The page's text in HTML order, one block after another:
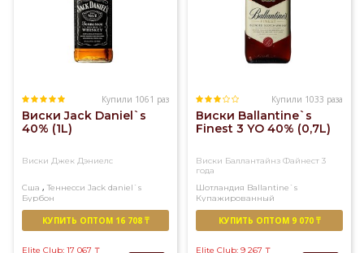
Купили 1061 раз
Виски Jack Daniel`s
40% (1L)
Виски Джек Дэниелс
Сша , Теннесси Jack daniel`s
Бурбон
КУПИТЬ ОПТОМ 16 708 ₸
Elite Club: 17 067 ₸
Купили 1033 раза
Виски Ballantine`s
Finest 3 YO 40% (0,7L)
Виски Баллантайнз Файнест 3
года
Шотландия Ballantine`s
Купажированный
КУПИТЬ ОПТОМ 9 070 ₸
Elite Club: 9 267 ₸